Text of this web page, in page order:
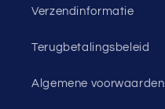
Verzendinformatie
Terugbetalingsbeleid
Algemene voorwaarden